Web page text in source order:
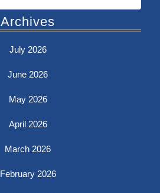
Archives
July 2026
June 2026
May 2026
April 2026
March 2026
February 2026